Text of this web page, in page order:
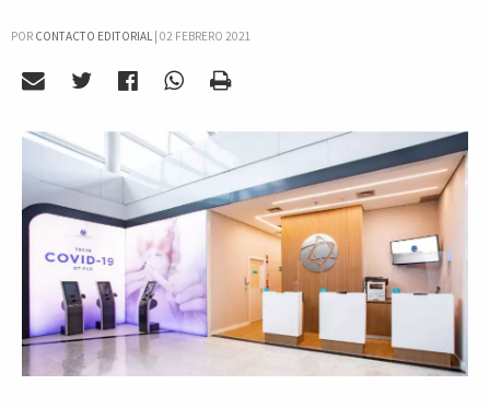
POR CONTACTO EDITORIAL| 02 FEBRERO 2021